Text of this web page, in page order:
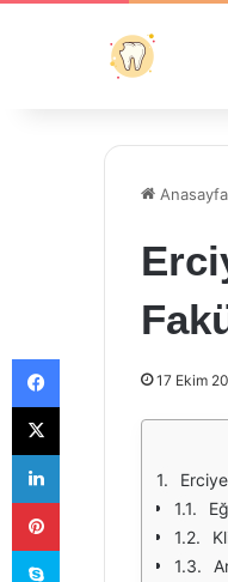
Anasayfa
17 Ekim
Facebook
X
LinkedIn
Pinterest
Skype